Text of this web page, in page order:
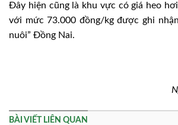
Đây hiện cũng là khu vực có giá heo
với mức 73.000 đồng/kg được ghi
nuôi” Đồng Nai.
BÀI VIẾT LIÊN QUAN